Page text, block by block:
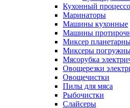
Кухонный
Маринаторы
Машины кухонные
Машины
Миксер
Миксеры
Мясорубка
Овощерезки
Овощечистки
Пилы для мяса
Рыбочистки
Слайсеры